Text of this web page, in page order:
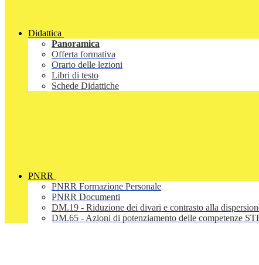
Didattica
Panoramica
Offerta formativa
Orario delle lezioni
Libri di testo
Schede Didattiche
PNRR
PNRR Formazione Personale
PNRR Documenti
DM.19 - Riduzione dei divari e contrasto alla
DM.65 - Azioni di potenziamento delle competenze